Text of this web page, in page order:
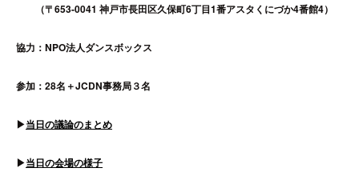
（〒653-0041 神戸市長田区久保町6丁目1番アスタくにづか4番館4）
協力：NPO法人ダンスボックス
参加：28名＋JCDN事務局３名
▶︎当日の議論のまとめ
▶︎当日の会場の様子